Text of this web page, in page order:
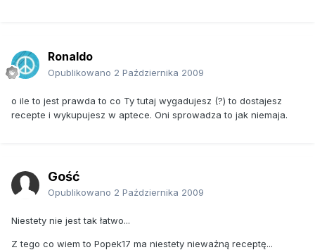
Ronaldo
Opublikowano 2 Października 2009
o ile to jest prawda to co Ty tutaj wygadujesz (?) to dostajesz
recepte i wykupujesz w aptece. Oni sprowadza to jak niemaja.
Gość
Opublikowano 2 Października 2009
Niestety nie jest tak łatwo...
Z tego co wiem to Popek17 ma niestety nieważną receptę...